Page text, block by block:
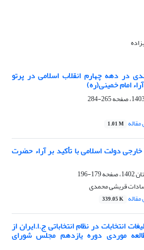
در دهه چهارم انقلاب اسلامی در پرتو
امام خمینی(ره)
265-284
1.01 M
خارجی دولت اسلامی با تأکید بر آراء حضرت
179-196
قریشی محمدی
339.05 K
انتخابات در نظام انتخاباتی ج.ا.ایران از
موردی دوره یازدهم مجلس شورای